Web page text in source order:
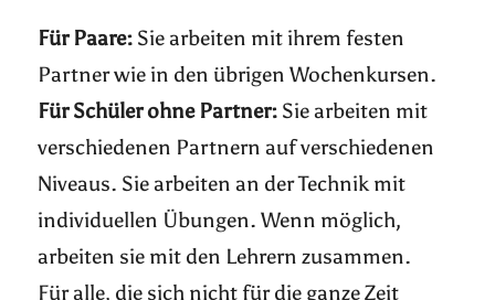
Für Paare: Sie arbeiten mit ihrem festen
Partner wie in den übrigen Wochenkursen.
Für Schüler ohne Partner: Sie arbeiten mit
verschiedenen Partnern auf verschiedenen
Niveaus. Sie arbeiten an der Technik mit
individuellen Übungen. Wenn möglich,
arbeiten sie mit den Lehrern zusammen.
Für alle, die sich nicht für die ganze Zeit